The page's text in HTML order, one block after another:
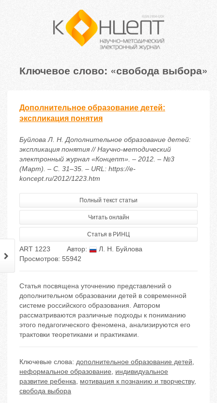
Ключевое слово: «свобода выбора»
Дополнительное образование детей:
экспликация понятия
Буйлова Л. Н. Дополнительное образование детей:
экспликация понятия // Научно-методический
электронный журнал «Концепт». – 2012. – №3
(Март). – С. 31–35. – URL: https://e-
koncept.ru/2012/1223.htm
Полный текст статьи
Читать онлайн
Статья в РИНЦ
ART 1223 Автор:
Л. Н. Буйлова
Просмотров: 55942
Статья посвящена уточнению представлений о
дополнительном образовании детей в современной
системе российского образования. Автором
рассматриваются различные подходы к пониманию
этого педагогического феномена, анализируются его
трактовки теоретиками и практиками.
Ключевые слова: дополнительное образование детей,
неформальное образование, индивидуальное
развитие ребенка, мотивация к познанию и творчеству,
свобода выбора